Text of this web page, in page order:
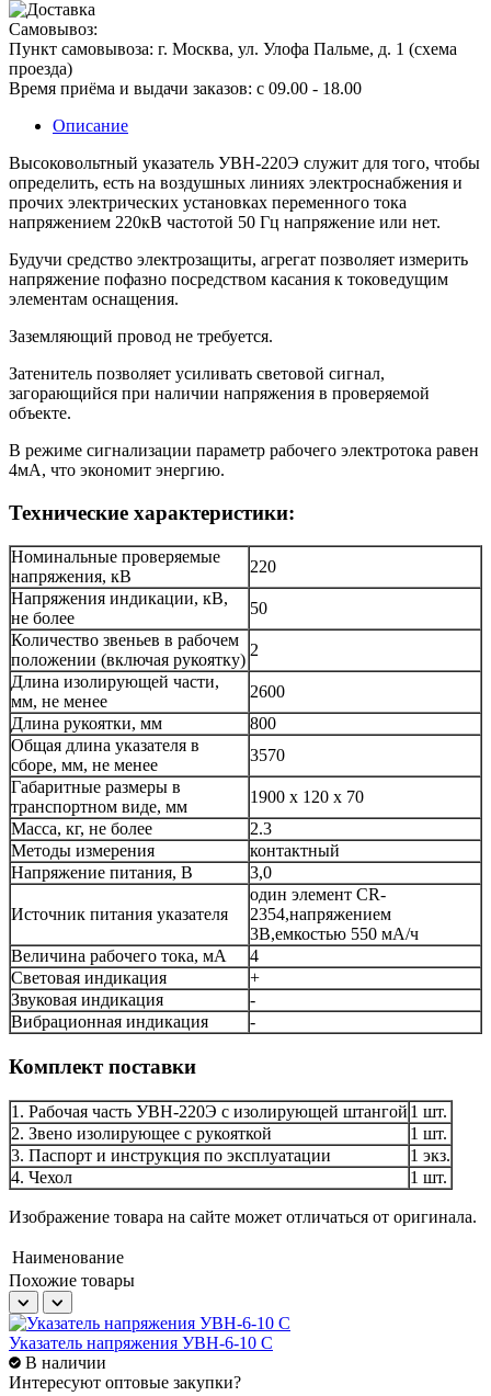
Самовывоз:
Пункт самовывоза: г. Москва, ул. Улофа Пальме, д. 1 (схема
проезда)
Время приёма и выдачи заказов: c 09.00 - 18.00
Описание
Высоковольтный указатель УВН-220Э служит для того, чтобы
определить, есть на воздушных линиях электроснабжения и
прочих электрических установках переменного тока
напряжением 220кВ частотой 50 Гц напряжение или нет.
Будучи средство электрозащиты, агрегат позволяет измерить
напряжение пофазно посредством касания к токоведущим
элементам оснащения.
Заземляющий провод не требуется.
Затенитель позволяет усиливать световой сигнал,
загорающийся при наличии напряжения в проверяемой
объекте.
В режиме сигнализации параметр рабочего электротока равен
4мА, что экономит энергию.
Технические характеристики:
Номинальные проверяемые
напряжения, кВ
220
Напряжения индикации, кВ,
не более
50
Количество звеньев в рабочем
положении (включая рукоятку)
2
Длина изолирующей части,
мм, не менее
2600
Длина рукоятки, мм
800
Общая длина указателя в
сборе, мм, не менее
3570
Габаритные размеры в
транспортном виде, мм
1900 х 120 х 70
Масса, кг, не более
2.3
Методы измерения
контактный
Напряжение питания, В
3,0
Источник питания указателя
один элемент CR-
2354,напряжением
3В,емкостью 550 мА/ч
Величина рабочего тока, мА
4
Световая индикация
+
Звуковая индикация
-
Вибрационная индикация
-
Комплект поставки
1. Рабочая часть УВН-220Э с изолирующей штангой 1 шт.
2. Звено изолирующее с рукояткой
1 шт.
3. Паспорт и инструкция по эксплуатации
1 экз.
4. Чехол
1 шт.
Изображение товара на сайте может отличаться от оригинала.
Наименование
Похожие товары
Указатель напряжения УВН-6-10 С
В наличии
Интересуют оптовые закупки?